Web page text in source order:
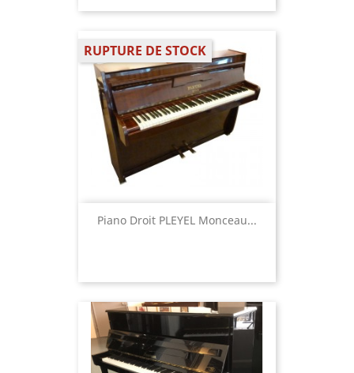
Piano Droit PLEYEL Monceau...
RUPTURE DE STOCK